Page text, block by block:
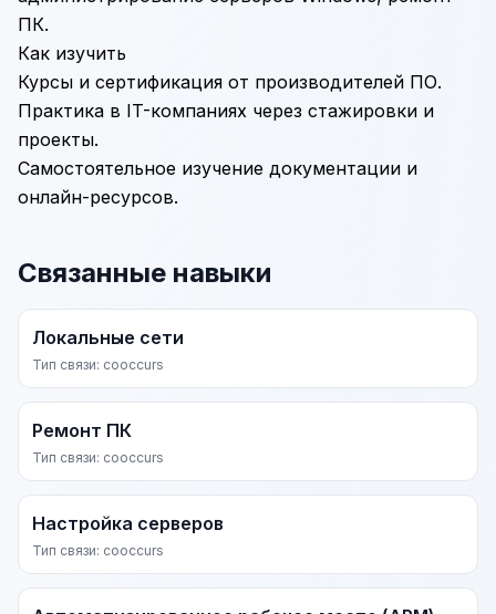
ПК.
Как изучить
Курсы и сертификация от производителей ПО.
Практика в IT-компаниях через стажировки и
проекты.
Самостоятельное изучение документации и
онлайн-ресурсов.
Связанные навыки
Локальные сети
Тип связи: cooccurs
Ремонт ПК
Тип связи: cooccurs
Настройка серверов
Тип связи: cooccurs